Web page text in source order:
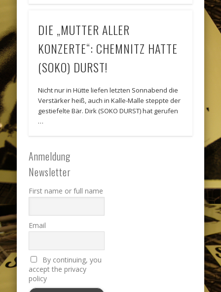
DIE „MUTTER ALLER
KONZERTE“: CHEMNITZ HATTE
(SOKO) DURST!
Nicht nur in Hütte liefen letzten Sonnabend die
Verstärker heiß, auch in Kalle-Malle steppte der
gestiefelte Bär. Dirk (SOKO DURST) hat gerufen
…
Anmeldung
Newsletter
First name or full name
Email
By continuing, you
accept the privacy
policy